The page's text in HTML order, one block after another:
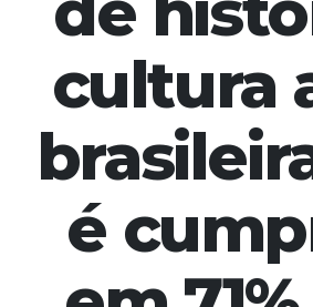
cultura
é